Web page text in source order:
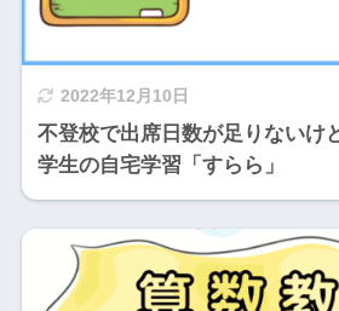
2022年12月10日
不登校で出席日数が足りないけ
学生の自宅学習「すらら」